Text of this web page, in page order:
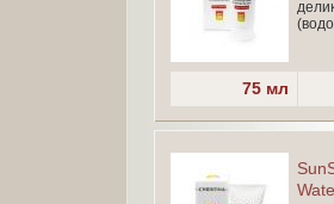
75 мл